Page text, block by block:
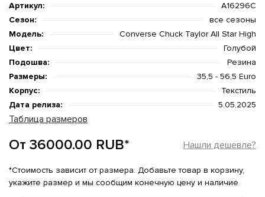
Артикул:
A16296C
Сезон:
все сезоны
Модель:
Converse Chuck Taylor All Star High
Цвет:
Голубой
Подошва:
Резина
Размеры:
35,5 - 56,5 Euro
Корпус:
Текстиль
Дата релиза:
5.05.2025
Таблица размеров
От 36000.00 RUB* Нашли дешевле?
*Стоимость зависит от размера. Добавьте товар в корзину,
укажите размер и мы сообщим конечную цену и наличие